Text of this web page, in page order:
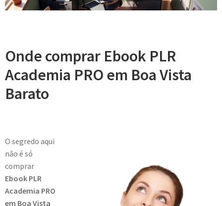
Onde comprar Ebook PLR
Academia PRO em Boa Vista
Barato
O segredo aqui
não é só
comprar
Ebook PLR
Academia PRO
em Boa Vista